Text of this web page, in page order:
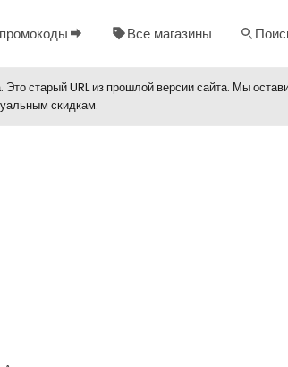
Все магазины
старый URL из прошлой версии сайта. Мы
скидкам.